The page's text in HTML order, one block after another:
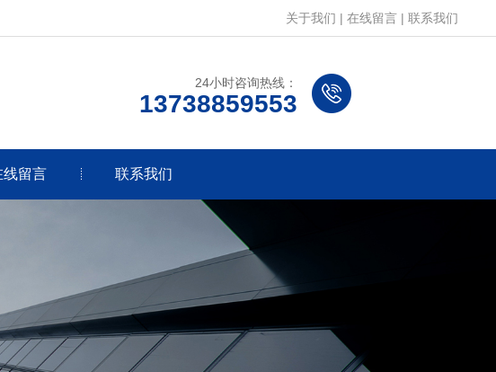
关于我们 | 在线留言 | 联系我们
24小时咨询热线：
13738859553
线留言 联系我们